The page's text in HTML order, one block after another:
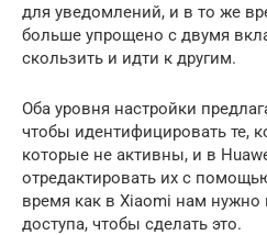
для уведомлений, и в то же
больше упрощено с двумя
скользить и идти к другим.
Оба уровня настройки
чтобы идентифицировать те,
которые не активны, и в
отредактировать их с
время как в Xiaomi нам нужно
доступа, чтобы сделать это.